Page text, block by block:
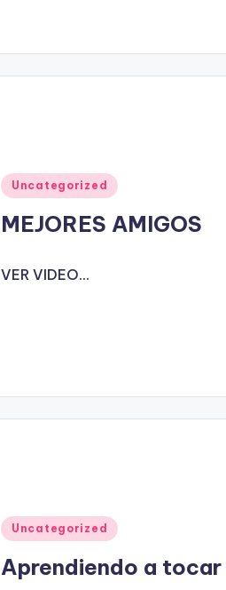
Publicado
Uncategorized
MEJORES AMIGOS
VER VIDEO...
Publicado
Uncategorized
Aprendiendo a